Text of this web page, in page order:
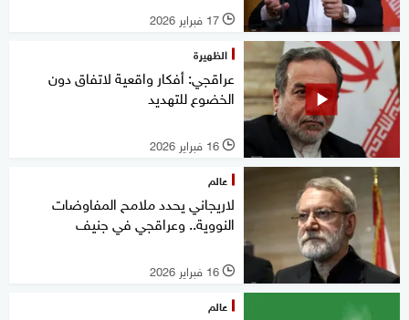
l 17 فبراير 2026
الظهيرة
عراقجي: أفكار واقعية لاتفاق دون
الخضوع للتهديد
l 16 فبراير 2026
عالم
لاريجاني يحدد ملامح المفاوضات
النووية.. وعراقجي في جنيف
l 16 فبراير 2026
عالم